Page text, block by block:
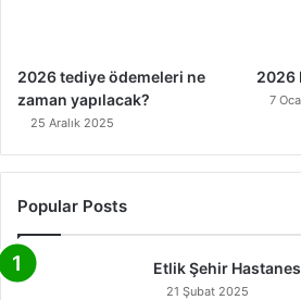
2026 tediye ödemeleri ne
zaman yapılacak?
25 Aralık 2025
2026
7
Popular Posts
Etlik Şehir
21 Şubat 2025